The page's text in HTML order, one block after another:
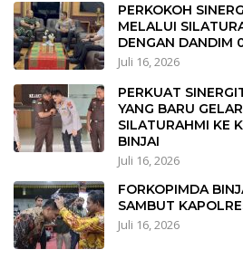
PERKOKOH
MELALUI
DENGAN DANDIM
Juli 16, 2026
PERKUAT
YANG BARU
SILATURAHMI KE
BINJAI
Juli 16, 2026
FORKOPIMDA
SAMBUT
Juli 16, 2026